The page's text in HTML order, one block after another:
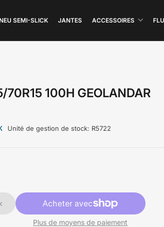
SEMI-SLICK JANTES ACCESSOIRES
70R15 100H GEOLANDAR
Unité de gestion de stock: R5722
Plus de moyens de paiement